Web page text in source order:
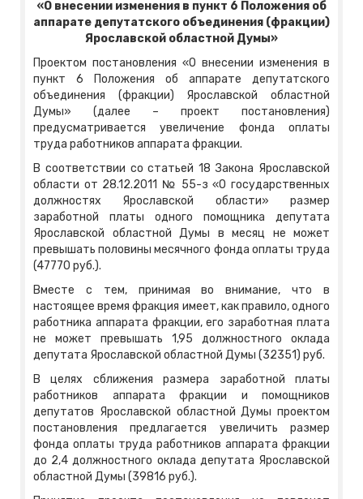
«О внесении изменения в пункт 6 Положения об
аппарате депутатского объединения (фракции)
Ярославской областной Думы»
Проектом постановления «О внесении изменения в
пункт 6 Положения об аппарате депутатского
объединения (фракции) Ярославской областной
Думы» (далее – проект постановления)
предусматривается увеличение фонда оплаты
труда работников аппарата фракции.
В соответствии со статьей 18 Закона Ярославской
области от 28.12.2011 № 55-з «О государственных
должностях Ярославской области» размер
заработной платы одного помощника депутата
Ярославской областной Думы в месяц не может
превышать половины месячного фонда оплаты труда
(47770 руб.).
Вместе с тем, принимая во внимание, что в
настоящее время фракция имеет, как правило, одного
работника аппарата фракции, его заработная плата
не может превышать 1,95 должностного оклада
депутата Ярославской областной Думы (32351) руб.
В целях сближения размера заработной платы
работников аппарата фракции и помощников
депутатов Ярославской областной Думы проектом
постановления предлагается увеличить размер
фонда оплаты труда работников аппарата фракции
до 2,4 должностного оклада депутата Ярославской
областной Думы (39816 руб.).